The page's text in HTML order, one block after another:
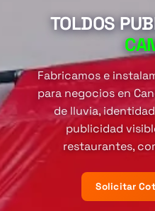
TOLDOS
Fabricamos e
para negocios en
de lluvia,
publicidad
restaurantes,
Solicitar